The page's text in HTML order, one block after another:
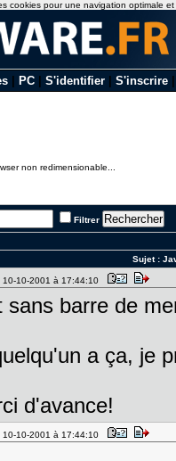
PC S'identifier S'inscrire
non redimensionable...
Filtrer
Sujet :
10-10-2001 à 17:44:10
sans barre de
a ça, je
d'avance!
10-10-2001 à 17:44:10
cookies pour une navigation optimale